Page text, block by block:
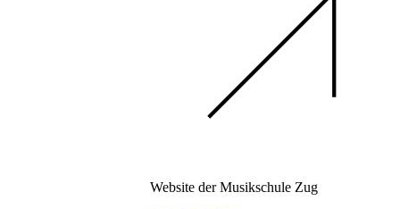
Website der Musikschule Zug